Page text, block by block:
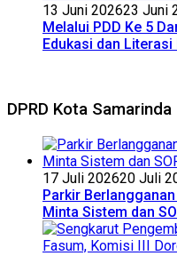
13 Juni 202623 Juni
Melalui PDD Ke 5
Edukasi dan
DPRD Kota Samarinda
17 Juli 202620 Juli
Parkir
Minta Sistem dan